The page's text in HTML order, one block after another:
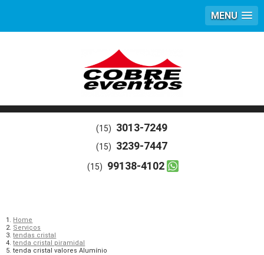
MENU
(15) 3013-7249
(15) 3239-7447
(15) 99138-4102
Home
Serviços
tendas cristal
tenda cristal piramidal
tenda cristal valores Alumínio